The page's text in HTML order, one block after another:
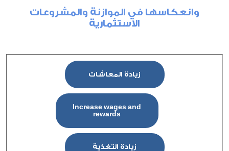
وانعكاسها في الموازنة والمشروعات
الاستثمارية
زيادة المعاشات
Increase wages and
rewards
زيادة التغذية